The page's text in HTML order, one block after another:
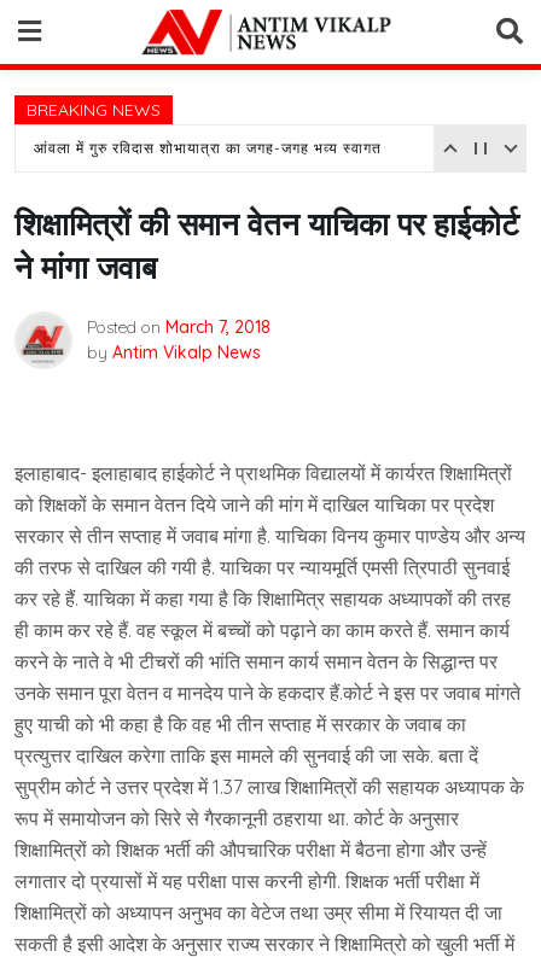
content
BREAKING NEWS
आंवला में गुरु रविदास शोभायात्रा का जगह-जगह भव्य स्वागत
शिक्षामित्रों की समान वेतन याचिका पर हाईकोर्ट
ने मांगा जवाब
Posted on March 7, 2018
by Antim Vikalp News
इलाहाबाद- इलाहाबाद हाईकोर्ट ने प्राथमिक विद्यालयों में कार्यरत शिक्षामित्रों
को शिक्षकों के समान वेतन दिये जाने की मांग में दाखिल याचिका पर प्रदेश
सरकार से तीन सप्ताह में जवाब मांगा है. याचिका विनय कुमार पाण्डेय और अन्य
की तरफ से दाखिल की गयी है. याचिका पर न्यायमूर्ति एमसी त्रिपाठी सुनवाई
कर रहे हैं. याचिका में कहा गया है कि शिक्षामित्र सहायक अध्यापकों की तरह
ही काम कर रहे हैं. वह स्कूल में बच्चों को पढ़ाने का काम करते हैं. समान कार्य
करने के नाते वे भी टीचरों की भांति समान कार्य समान वेतन के सिद्धान्त पर
उनके समान पूरा वेतन व मानदेय पाने के हकदार हैं.कोर्ट ने इस पर जवाब मांगते
हुए याची को भी कहा है कि वह भी तीन सप्ताह में सरकार के जवाब का
प्रत्युत्तर दाखिल करेगा ताकि इस मामले की सुनवाई की जा सके. बता दें
सुप्रीम कोर्ट ने उत्तर प्रदेश में 1.37 लाख शिक्षामित्रों की सहायक अध्यापक के
रूप में समायोजन को सिरे से गैरकानूनी ठहराया था. कोर्ट के अनुसार
शिक्षामित्रों को शिक्षक भर्ती की औपचारिक परीक्षा में बैठना होगा और उन्हें
लगातार दो प्रयासों में यह परीक्षा पास करनी होगी. शिक्षक भर्ती परीक्षा में
शिक्षामित्रों को अध्यापन अनुभव का वेटेज तथा उम्र सीमा में रियायत दी जा
सकती है इसी आदेश के अनुसार राज्य सरकार ने शिक्षामित्रो को खुली भर्ती में